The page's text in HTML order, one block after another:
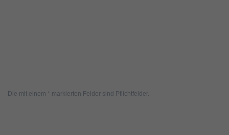
Die mit einem * markierten Felder sind Pflichtfelder.